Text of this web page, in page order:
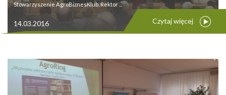
Stowarzyszenie AgroBiznesKlub, Rektor ...
14.03.2016 Czytaj więcej